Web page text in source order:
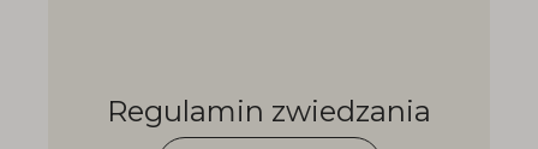
Regulamin zwiedzania